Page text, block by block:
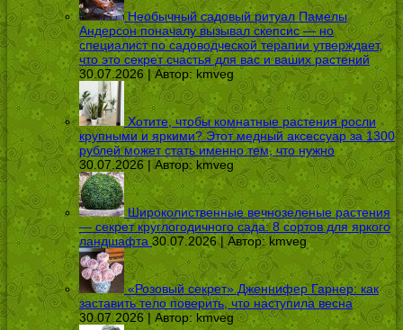
Необычный садовый ритуал Памелы
Андерсон поначалу вызывал скепсис — но
специалист по садоводческой терапии утверждает,
что это секрет счастья для вас и ваших растений
30.07.2026 | Автор: kmveg
Хотите, чтобы комнатные растения росли
крупными и яркими? Этот медный аксессуар за 1300
рублей может стать именно тем, что нужно
30.07.2026 | Автор:kmveg
Широколиственные вечнозеленые растения
— секрет круглогодичного сада: 8 сортов для яркого
ландшафта 30.07.2026 | Автор:kmveg
«Розовый секрет» Дженнифер Гарнер: как
заставить тело поверить, что наступила весна
30.07.2026 | Автор: kmveg